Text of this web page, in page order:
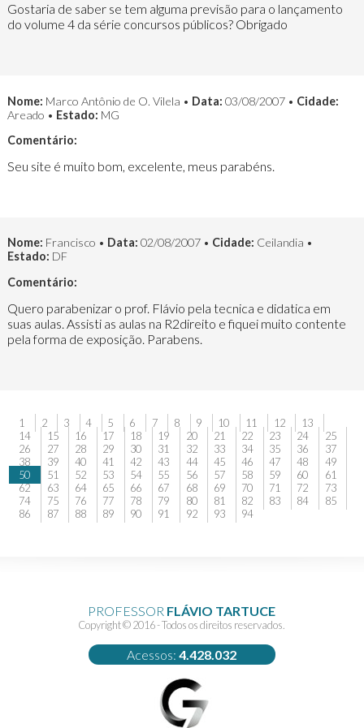
Gostaria de saber se tem alguma previsão para o lançamento
do volume 4 da série concursos públicos? Obrigado
Nome: Marco Antônio de O. Vilela • Data: 03/08/2007 • Cidade:
Areado • Estado: MG
Comentário:
Seu site é muito bom, excelente, meus parabéns.
Nome: Francisco • Data: 02/08/2007 • Cidade: Ceilandia •
Estado: DF
Comentário:
Quero parabenizar o prof. Flávio pela tecnica e didatica em
suas aulas. Assisti as aulas na R2direito e fiquei muito contente
pela forma de exposição. Parabens.
1 2 3 4 5 6 7 8 9 10 11 12
13
14
15 16 17 18 19 20 21 22 23 24
25
26
27 28 29 30 31 32 33 34 35 36
37
38
39 40 41 42 43 44 45 46 47 48
49
50
51 52 53 54 55 56 57 58 59 60
61
62
63 64 65 66 67 68 69 70 71 72
73
74
75 76 77 78 79 80 81 82 83 84
85
86
87 88 89 90 91 92 93 94
PROFESSOR FLÁVIO TARTUCE
Copyright © 2016 - Todos os direitos reservados.
Acessos:4.428.032